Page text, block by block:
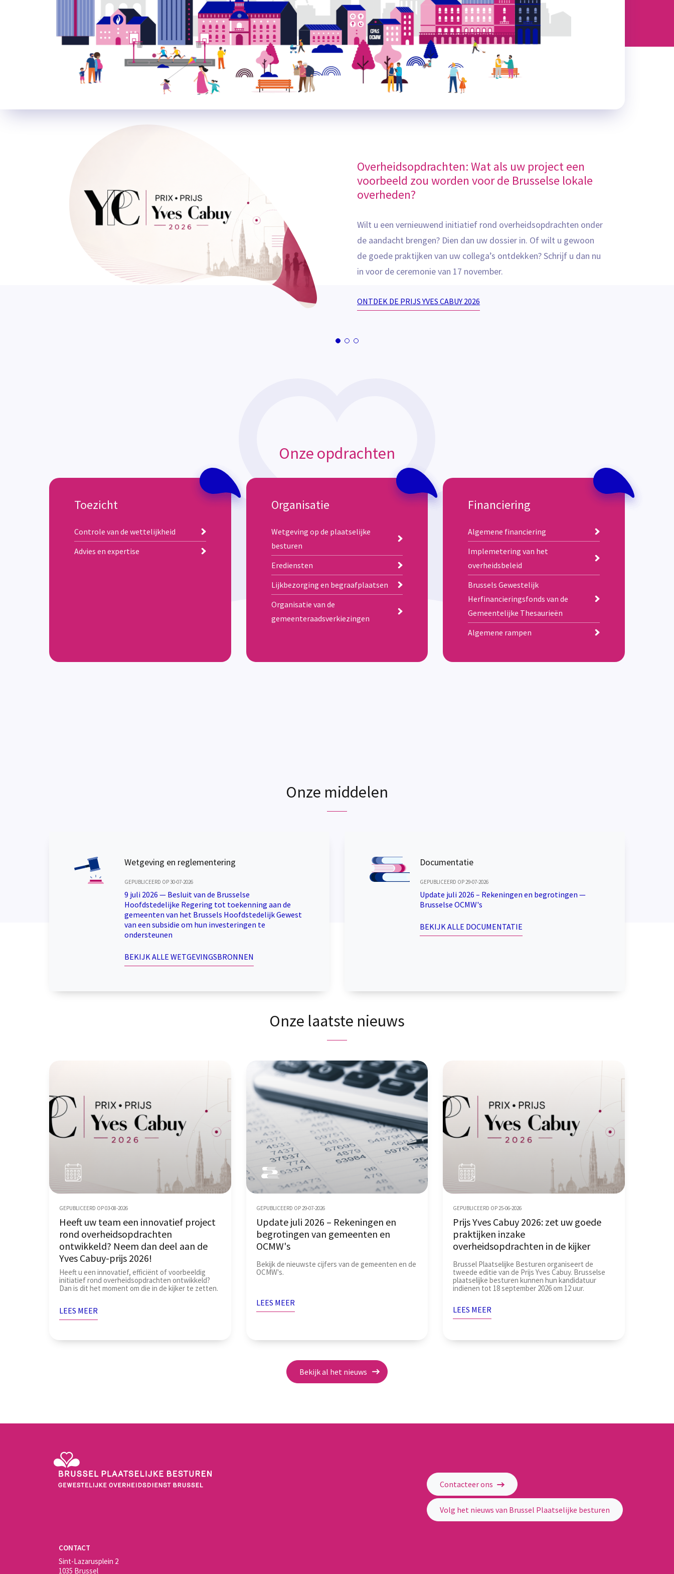
Overheidsopdrachten: Wat als uw project een
voorbeeld zou worden voor de Brusselse lokale
overheden?
Wilt u een vernieuwend initiatief rond overheidsopdrachten onder
de aandacht brengen? Dien dan uw dossier in. Of wilt u gewoon
de goede praktijken van uw collega’s ontdekken? Schrijf u dan nu
in voor de ceremonie van 17 november.
ONTDEK DE PRIJS YVES CABUY 2026
Onze opdrachten
Toezicht
Controle van de wettelijkheid
Advies en expertise
Organisatie
Wetgeving op de plaatselijke
besturen
Erediensten
Lijkbezorging en begraafplaatsen
Organisatie van de
gemeenteraadsverkiezingen
Financiering
Algemene financiering
Implemetering van het
overheidsbeleid
Brussels Gewestelijk
Herfinancieringsfonds van de
Gemeentelijke Thesaurieën
Algemene rampen
Onze middelen
Wetgeving en reglementering
GEPUBLICEERD OP 30-07-2026
9 juli 2026 — Besluit van de Brusselse
Hoofdstedelijke Regering tot toekenning aan de
gemeenten van het Brussels Hoofdstedelijk Gewest
van een subsidie om hun investeringen te
ondersteunen
BEKIJK ALLE WETGEVINGSBRONNEN
Documentatie
GEPUBLICEERD OP 29-07-2026
Update juli 2026 – Rekeningen en begrotingen —
Brusselse OCMW's
BEKIJK ALLE DOCUMENTATIE
Onze laatste nieuws
Heeft uw team een innovatief project
rond overheidsopdrachten
ontwikkeld? Neem dan deel aan de
Yves Cabuy-prijs 2026!
GEPUBLICEERD OP 03-08-2026
Heeft u een innovatief, efficiënt of voorbeeldig
initiatief rond overheidsopdrachten ontwikkeld?
Dan is dit het moment om die in de kijker te zetten.
LEES MEER
Update juli 2026 – Rekeningen en
begrotingen van gemeenten en
OCMW's
GEPUBLICEERD OP 29-07-2026
Bekijk de nieuwste cijfers van de gemeenten en de
OCMW's.
LEES MEER
Prijs Yves Cabuy 2026: zet uw goede
praktijken inzake
overheidsopdrachten in de kijker
GEPUBLICEERD OP 25-06-2026
Brussel Plaatselijke Besturen organiseert de
tweede editie van de Prijs Yves Cabuy. Brusselse
plaatselijke besturen kunnen hun kandidatuur
indienen tot 18 september 2026 om 12 uur.
LEES MEER
Bekijk al het nieuws
Contacteer ons
Volg het nieuws van Brussel Plaatselijke besturen
CONTACT
Sint-Lazarusplein 2
1035 Brussel